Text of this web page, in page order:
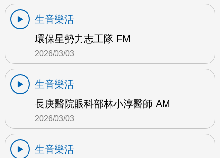
生音樂活
環保星勢力志工隊 FM
2026/03/03
生音樂活
長庚醫院眼科部林小淳醫師 AM
2026/03/03
生音樂活